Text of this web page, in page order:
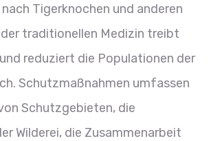
Tigerknochen und anderen
traditionellen Medizin treibt
reduziert die Populationen der
Schutzmaßnahmen umfassen
Schutzgebieten, die
Wilderei, die Zusammenarbeit